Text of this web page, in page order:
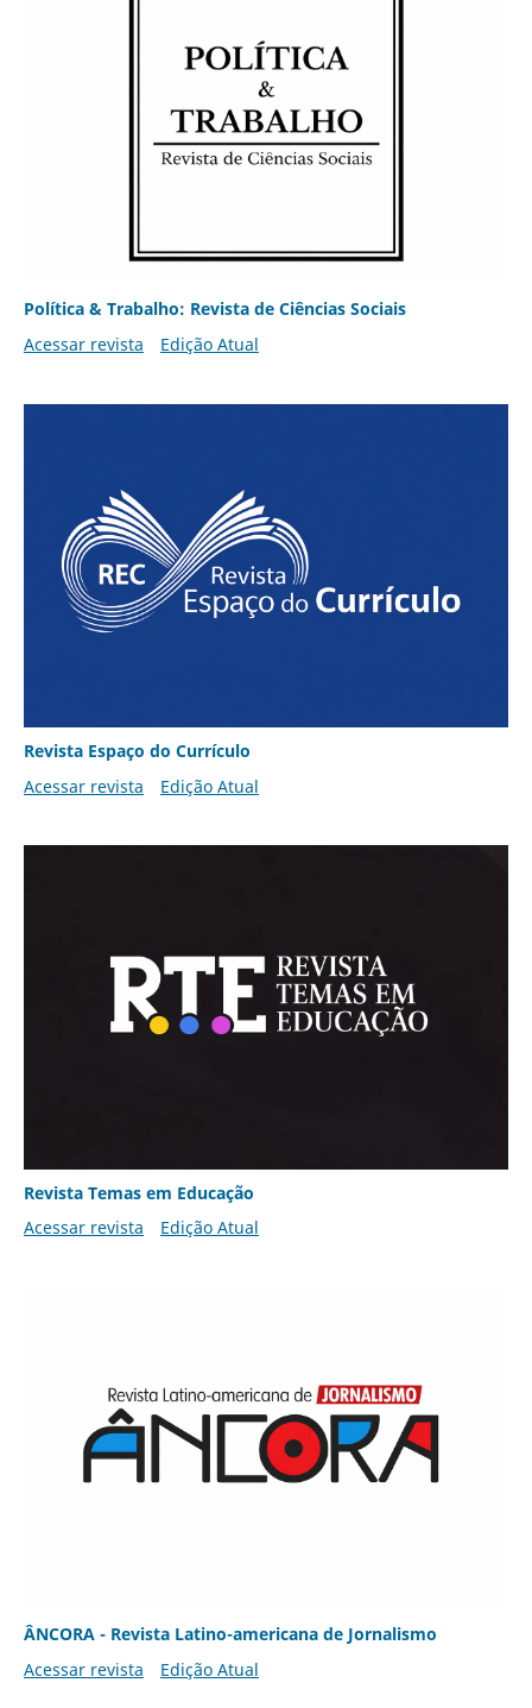
Política & Trabalho: Revista de Ciências Sociais
Acessar revista
Edição Atual
Revista Espaço do Currículo
Acessar revista
Edição Atual
Revista Temas em Educação
Acessar revista
Edição Atual
ÂNCORA - Revista Latino-americana de Jornalismo
Acessar revista
Edição Atual